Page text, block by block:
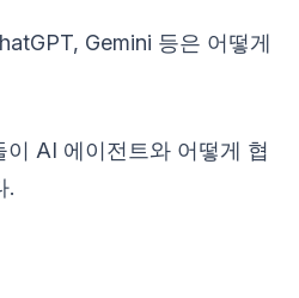
Gemini 등은 어떻게
이 AI 에이전트와 어떻게 협
.